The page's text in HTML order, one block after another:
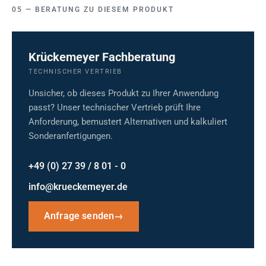
BERATUNG ZU DIESEM PRODUKT
Krückemeyer Fachberatung
TECHNISCHER VERTRIEB
Unsicher, ob dieses Produkt zu Ihrer Anwendung
passt? Unser technischer Vertrieb prüft Ihre
Anforderung, bemustert Alternativen und kalkuliert
Sonderanfertigungen.
+49 (0) 27 39 / 8 01 - 0
info@krueckemeyer.de
Anfrage senden→